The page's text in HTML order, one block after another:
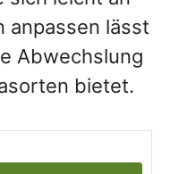
anpassen lässt
Abwechslung
bietet.